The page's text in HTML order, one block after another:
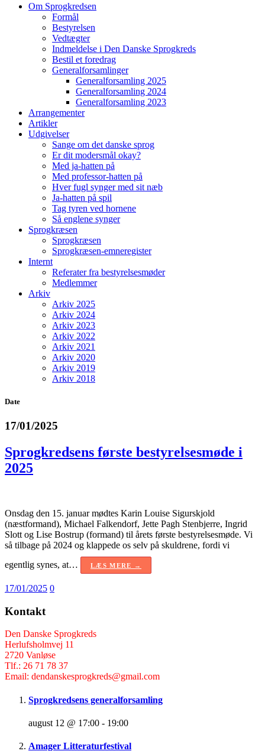
Om Sprogkredsen
Formål
Bestyrelsen
Vedtægter
Indmeldelse i Den Danske Sprogkreds
Bestil et foredrag
Generalforsamlinger
Generalforsamling 2025
Generalforsamling 2024
Generalforsamling 2023
Arrangementer
Artikler
Udgivelser
Sange om det danske sprog
Er dit modersmål okay?
Med ja-hatten på
Med professor-hatten på
Hver fugl synger med sit næb
Ja-hatten på spil
Tag tyren ved hornene
Så englene synger
Sprogkræsen
Sprogkræsen
Sprogkræsen-emneregister
Internt
Referater fra bestyrelsesmøder
Medlemmer
Arkiv
Arkiv 2025
Arkiv 2024
Arkiv 2023
Arkiv 2022
Arkiv 2021
Arkiv 2020
Arkiv 2019
Arkiv 2018
Date
17/01/2025
Sprogkredsens første bestyrelsesmøde i
2025
Onsdag den 15. januar mødtes Karin Louise Sigurskjold
(næstformand), Michael Falkendorf, Jette Pagh Stenbjerre, Ingrid
Slott og Lise Bostrup (formand) til årets første bestyrelsesmøde. Vi
så tilbage på 2024 og klappede os selv på skuldrene, fordi vi
egentlig synes, at…
LÆS MERE →
17/01/2025 0
Kontakt
Den Danske Sprogkreds
Herlufsholmvej 11
2720 Vanløse
Tlf.: 26 71 78 37
Email: dendanskesprogkreds@gmail.com
Sprogkredsens generalforsamling
august 12 @ 17:00 - 19:00
Amager Litteraturfestival